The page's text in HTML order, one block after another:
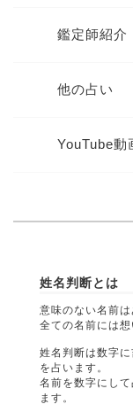
鑑定師紹介
他の占い
YouTube動
姓名判断とは
意味のない名前は
全ての名前には想
姓名判断は数字
を占います。
名前を数字にし
ます。